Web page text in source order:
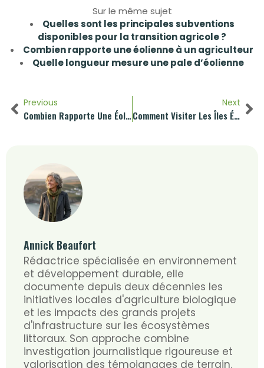
Sur le même sujet
Quelles sont les principales subventions
disponibles pour la transition agricole ?
Combien rapporte une éolienne à un agriculteur
Quelle longueur mesure une pale d’éolienne
Previous
Combien Rapporte Une Éolienne À Un Agriculteur
Next
Comment Visiter Les Îles Éoliennes
Annick Beaufort
Rédactrice spécialisée en environnement
et développement durable, elle
documente depuis deux décennies les
initiatives locales d'agriculture biologique
et les impacts des grands projets
d'infrastructure sur les écosystèmes
littoraux. Son approche combine
investigation journalistique rigoureuse et
valorisation des témoignages de terrain.